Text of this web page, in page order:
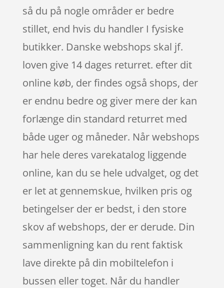
så du på nogle områder er bedre
stillet, end hvis du handler I fysiske
butikker. Danske webshops skal jf.
loven give 14 dages returret. efter dit
online køb, der findes også shops, der
er endnu bedre og giver mere der kan
forlænge din standard returret med
både uger og måneder. Når webshops
har hele deres varekatalog liggende
online, kan du se hele udvalget, og det
er let at gennemskue, hvilken pris og
betingelser der er bedst, i den store
skov af webshops, der er derude. Din
sammenligning kan du rent faktisk
lave direkte på din mobiltelefon i
bussen eller toget. Når du handler